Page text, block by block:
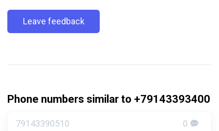
Leave feedback
Phone numbers similar to +79143393400
79143390510 0